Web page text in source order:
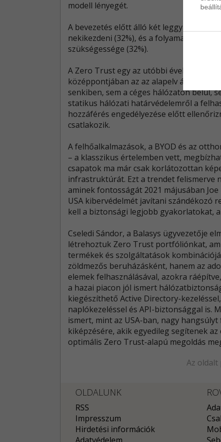
modell lényegét.
A bevezetés előtt álló két leggyakoribb
nekikezdeni (32%), és a folyamatos
szükségessége (32%).
A Zero Trust egy az utóbbi években
középpontjában az az alapelv áll, hogy
senkiben, sem a céges hálózaton belül,
statikus hálózati határvédelemről a
hozzáférés engedélyezése előtt
csatlakozik.
A felhőalkalmazások, a BYOD és az
– a klasszikus értelemben vett,
csapatok ma már csak korlátozottan
infrastruktúrát. Ezt a trendet felismerve
aminek fontosságát 2021 májusában
USA kibervédelmét javítani szándékozó
kell a biztonsági legjobb gyakorlatokat,
Cseledi Sándor, a Balasys ügyvezetője
létrehoztuk Zero Trust portfóliónkat,
termékek és szolgáltatások
zöldmezős beruházásként, hanem az
elemek felhasználásával, azokra
a hazai piacon jól ismert
kiegészíthető Active Directory-
naplókezeléssel és API-biztonsággal is.
ismert, mint az USA-ban, nagy
kiképzésére, akik egyedileg segítenek
optimális Zero Trust-alapú megoldás
Az
OLDALUNK
RSS
Impresszum
Hirdetési információk